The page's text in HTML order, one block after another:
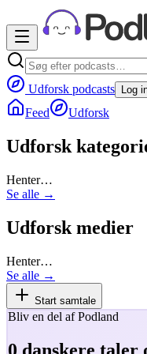
Udforsk podcasts Log
Feed Udforsk
Udforsk
Henter…
Se alle →
Udforsk medier
Henter…
Se alle →
Start samtale
Bliv en del af Podland